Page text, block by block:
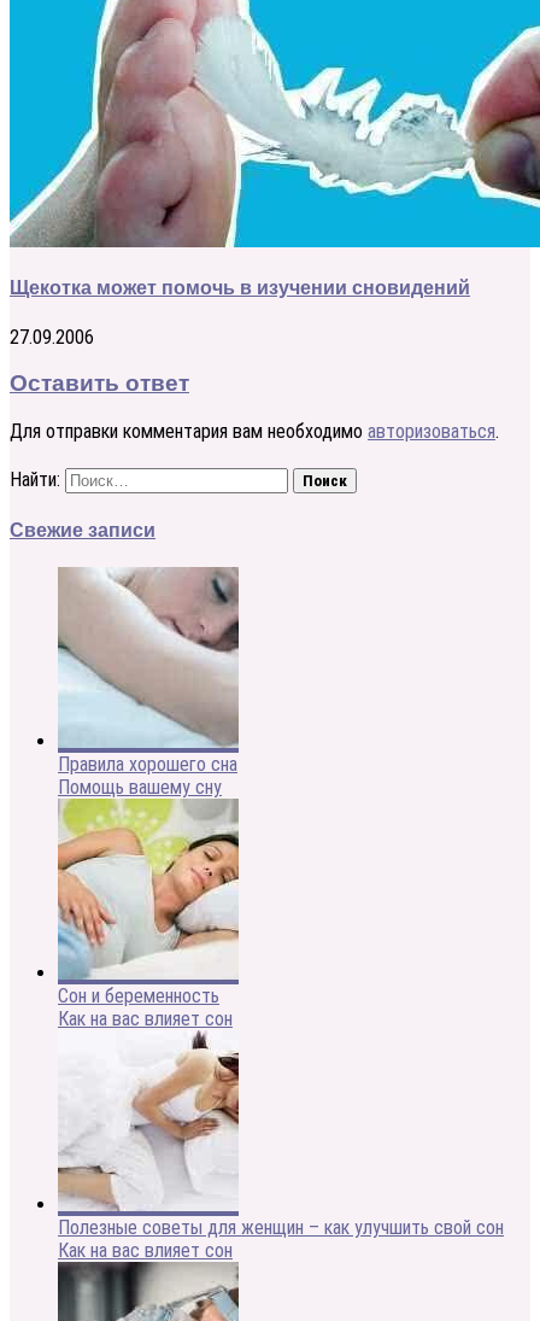
Щекотка может помочь в изучении сновидений
27.09.2006
Оставить ответ
Для отправки комментария вам необходимо авторизоваться.
Найти:
Свежие записи
Правила хорошего сна
Помощь вашему сну
Сон и беременность
Как на вас влияет сон
Полезные советы для женщин – как улучшить свой сон
Как на вас влияет сон